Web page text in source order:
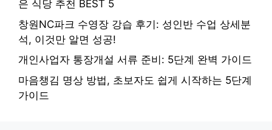
은 식당 추천 BEST 5
창원NC파크 수영장 강습 후기: 성인반 수업 상세분
석, 이것만 알면 성공!
개인사업자 통장개설 서류 준비: 5단계 완벽 가이드
마음챙김 명상 방법, 초보자도 쉽게 시작하는 5단계
가이드